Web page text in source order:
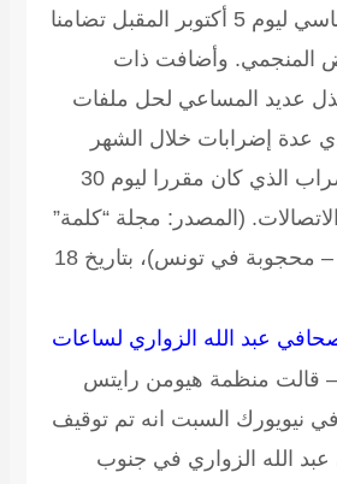
العامة للتعليم الأساسي ليوم 5 أكتوبر المقبل تضامنا
المنجمي. وأضافت ذات
عديد المساعي لحل ملفات
عدة إضرابات خلال الشهر
الجاري أبرزها الإضراب الذي كان مقررا ليوم 30
(المصدر: مجلة “كلمة”
الإلكترونية ( يومية – محجوبة في تونس)، بتاريخ 18
عبد الله الزواري لساعات
قالت منظمة هيومن رايتس
نيويورك السبت انه تم توقيف
الله الزواري في جنوب